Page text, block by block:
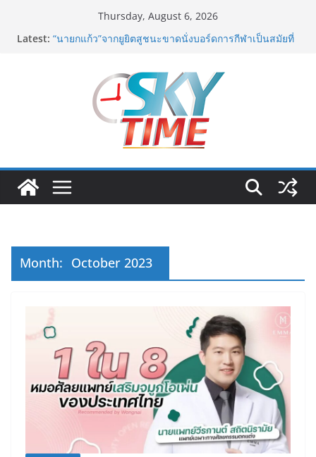
Thursday, August 6, 2026
Latest: อดีตแข้งดังทีมชาติ ยุคบุกเบิก “วัดสุทธิฯ”รวมพลงาน “สิงห์
สตาร์ทวันนี้ Franchise Expo Thailand & TESE 2026 วัน
ที่ 6-9 ส.ค.69 ฮอลล์ 6-8 เมืองทองธานีพบทัพธุรกิจ&แฟรน
ไชส์ ซัพพลายเออร์สินค้า เติมรายได้ช่วยเศรษฐกิจไทย ลด
ใหญ่กว่า 250 บูธ คาดเงินสะพัด 220 ลบ.
ฟุตซอลไทย เสมอ เวียดนาม 3-3 ลุ้นคว้าแชมป์คอนติเน
นทัล 2026 นัดสุดท้าย
มูลนิธิกองทุนนิยมไทย จับมือ กระทรวงวัฒนธรรม แถลง
เปิดตัวโครงการ ประกวดอัตลักษณ์อาหารภูมิภาค “รสถิ่น
ไทย” เฟ้นหาเมนูต้นตำรับ 4 ภูมิภาค ดัน Soft Power สู่
Month: October 2023